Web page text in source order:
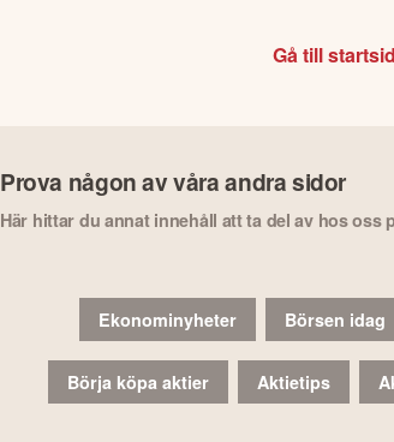
Gå till
Prova någon av våra andra sidor
Här hittar du annat innehåll att ta del av hos oss
Ekonominyheter Börsen idag
Börja köpa aktier Aktietips